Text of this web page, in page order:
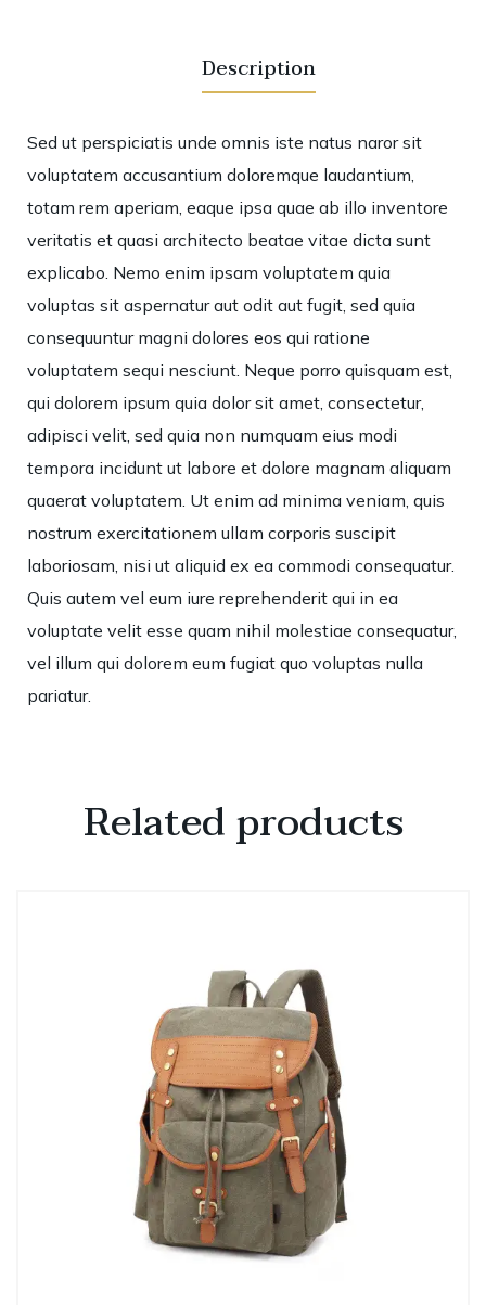
Description
Sed ut perspiciatis unde omnis iste natus naror sit
voluptatem accusantium doloremque laudantium,
totam rem aperiam, eaque ipsa quae ab illo inventore
veritatis et quasi architecto beatae vitae dicta sunt
explicabo. Nemo enim ipsam voluptatem quia
voluptas sit aspernatur aut odit aut fugit, sed quia
consequuntur magni dolores eos qui ratione
voluptatem sequi nesciunt. Neque porro quisquam est,
qui dolorem ipsum quia dolor sit amet, consectetur,
adipisci velit, sed quia non numquam eius modi
tempora incidunt ut labore et dolore magnam aliquam
quaerat voluptatem. Ut enim ad minima veniam, quis
nostrum exercitationem ullam corporis suscipit
laboriosam, nisi ut aliquid ex ea commodi consequatur.
Quis autem vel eum iure reprehenderit qui in ea
voluptate velit esse quam nihil molestiae consequatur,
vel illum qui dolorem eum fugiat quo voluptas nulla
pariatur.
Related products